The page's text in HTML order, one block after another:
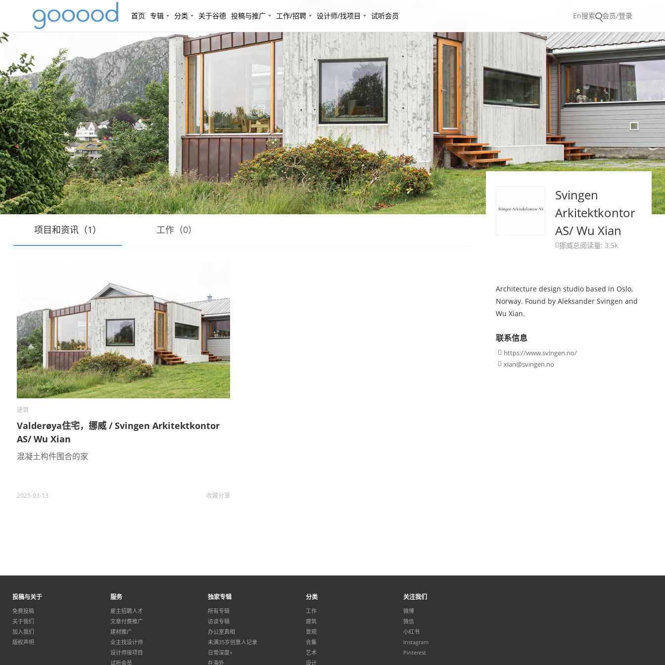
首页 专辑 分类 关于谷德 投稿与推广 工作/招聘 设计师/找项目 试听会员 En搜索 会员/登录
项目和资讯（1） 工作（0）
建筑
Valderøya住宅，挪威 / Svingen Arkitektkontor
AS/ Wu Xian
混凝土构件围合的家
2025-03-13 收藏分享
Svingen
Arkitektkontor
AS/ Wu Xian
挪威总阅读量: 3.5k
Architecture design studio based in Oslo,
Norway. Found by Aleksander Svingen and
Wu Xian.
联系信息
 https://www.svingen.no/
 xian@svingen.no
投稿与关于
免费投稿
关于我们
加入我们
版权声明
服务
雇主招聘人才
文章付费推广
建材推广
业主找设计师
设计师接项目
试听会员
独家专辑
所有专辑
访谈专辑
办公室真相
未满35岁创意人记录
日常深度+
在海外
分类
工作
建筑
景观
合集
艺术
设计
关注我们
微博
微信
小红书
Instagram
Pinterest